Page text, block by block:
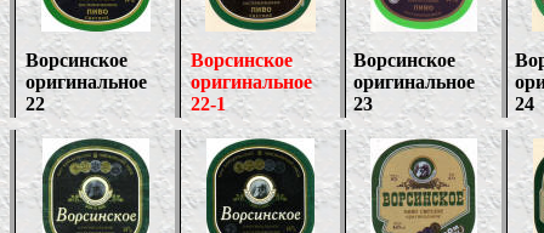
Ворсинское
оригинальное
22
Ворсинское
оригинальное
22-1
Ворсинское
оригинальное
23
24